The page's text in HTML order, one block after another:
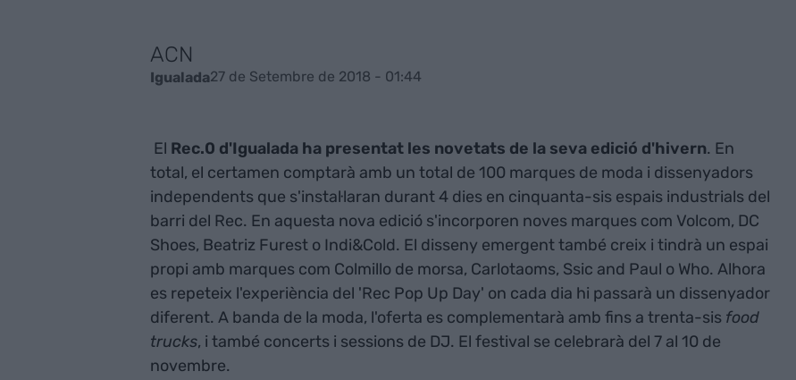
ACN
Igualada27 de Setembre de 2018 - 01:44
El Rec.0 d'Igualada ha presentat les novetats de la seva edició d'hivern. En
total, el certamen comptarà amb un total de 100 marques de moda i dissenyadors
independents que s'instal·laran durant 4 dies en cinquanta-sis espais industrials del
barri del Rec. En aquesta nova edició s'incorporen noves marques com Volcom, DC
Shoes, Beatriz Furest o Indi&Cold. El disseny emergent també creix i tindrà un espai
propi amb marques com Colmillo de morsa, Carlotaoms, Ssic and Paul o Who. Alhora
es repeteix l'experiència del 'Rec Pop Up Day' on cada dia hi passarà un dissenyador
diferent. A banda de la moda, l'oferta es complementarà amb fins a trenta-sis food
trucks, i també concerts i sessions de DJ. El festival se celebrarà del 7 al 10 de
novembre.